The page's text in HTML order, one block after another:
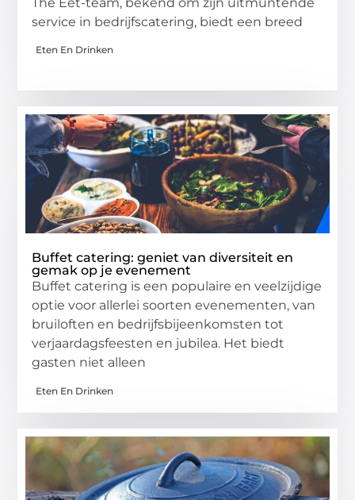
service in bedrijfscatering, biedt een breed
Eten En Drinken
Buffet catering: geniet van diversiteit en
gemak op je evenement
Buffet catering is een populaire en veelzijdige
optie voor allerlei soorten evenementen, van
bruiloften en bedrijfsbijeenkomsten tot
verjaardagsfeesten en jubilea. Het biedt
gasten niet alleen
Eten En Drinken